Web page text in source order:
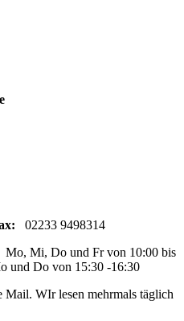
02233 9498314
Mi, Do und Fr von 10:00 bis
von 15:30 -16:30
Mail. WIr lesen mehrmals täglich